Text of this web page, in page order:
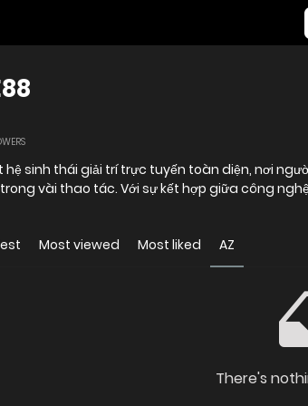
hệ sinh thái giải trí trực tuyến toàn diện, nơi
vài thao tác. Với sự kết hợp giữa công
Most viewed Most liked AZ
There's